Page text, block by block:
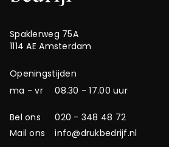
Spaklerweg 75A
1114 AE Amsterdam
Openingstijden
ma - vr
08.30 - 17.00 uur
Bel ons
020 - 348 48 72
Mail ons
info@drukbedrijf.nl